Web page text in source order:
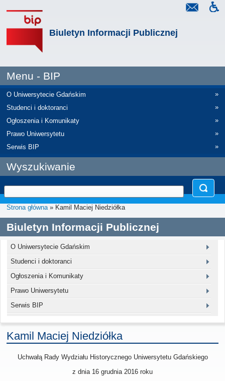
Biuletyn Informacji Publicznej
Menu - BIP
O Uniwersytecie Gdańskim
»
Studenci i doktoranci
»
Ogłoszenia i Komunikaty
»
Prawo Uniwersytetu
»
Serwis BIP
»
Wyszukiwanie
Strona główna» Kamil Maciej Niedziółka
Biuletyn Informacji Publicznej
O Uniwersytecie Gdańskim
Studenci i doktoranci
Ogłoszenia i Komunikaty
Prawo Uniwersytetu
Serwis BIP
Kamil Maciej Niedziółka
Uchwałą Rady Wydziału Historycznego Uniwersytetu Gdańskiego
z dnia 16 grudnia 2016 roku